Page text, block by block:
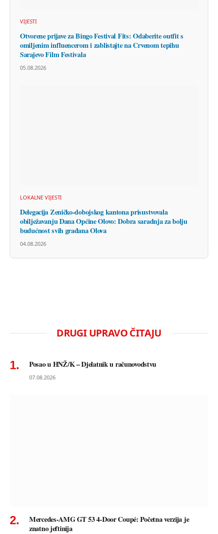
VIJESTI
Otvorene prijave za Bingo Festival Fits: Odaberite outfit s
omiljenim influencerom i zablistajte na Crvenom tepihu
Sarajevo Film Festivala
05.08.2026
LOKALNE VIJESTI
Delegacija Zeničko-dobojskog kantona prisustvovala
obilježavanju Dana Općine Olovo: Dobra saradnja za bolju
budućnost svih građana Olova
04.08.2026
DRUGI UPRAVO ČITAJU
Posao u HNŽ/K – Djelatnik u računovodstvu
07.08.2026
Mercedes-AMG GT 53 4-Door Coupé: Početna verzija je
znatno jeftinija